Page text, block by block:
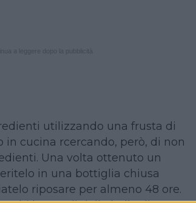
utilizzando una frusta di
in cucina rcercando, però, di non
Una volta ottenuto un
in una bottiglia chiusa
riposare per almeno 48 ore.
barattoli delle bolle di sapone.